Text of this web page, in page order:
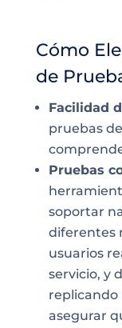
Cómo
de
Facilidad
pruebas
Pruebas
soportar
diferentes
usuarios
servicio, y
replicando
asegurar